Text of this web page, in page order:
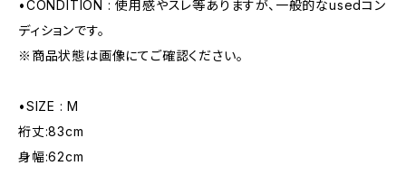
•CONDITION : 使用感やスレ等ありますが、一般的なusedコン
ディションです。
※商品状態は画像にてご確認ください。
•SIZE : M
裄丈:83cm
身幅:62cm